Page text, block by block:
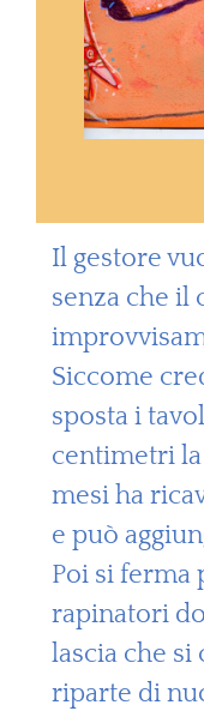
Il gestore
senza che il
Siccome
sposta i
centimetri
mesi ha
e può
Poi si ferma
rapinatori
lascia che si
riparte di